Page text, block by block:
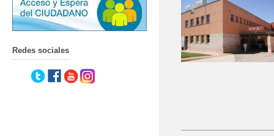
Redes sociales